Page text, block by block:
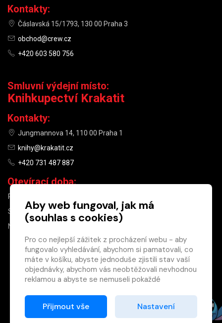
×
Máte u nás již
registrovaný
účet?
Registrací získáte slevu
na zboží ve výši 15 %
Kontakty:
Čáslavská 15/1793, 130 00 Praha 3
obchod@crew.cz
+420 603 580 756
Smluvní výdejní místo:
Knihkupectví Krakatit
Kontakty:
Jungmannova 14, 110 00 Praha 1
knihy@krakatit.cz
+420 731 487 887
Otevírací doba:
PO–PÁ
SO
10:00–13:00
NE
Aby web fungoval, jak má
(souhlas s cookies)
Pro co nejlepší zážitek z procházení webu - aby
fungovalo vyhledávání, abychom si pamatovali, co
máte v košíku, abyste jednoduše zjistili stav vaší
objednávky, abychom vás neobtěžovali nevhodnou
reklamou a abyste se nemuseli pokaždé
Proto od vás potřebujeme souhlas se
zpracováním souborů cookies
Přijmout vše Nastavení